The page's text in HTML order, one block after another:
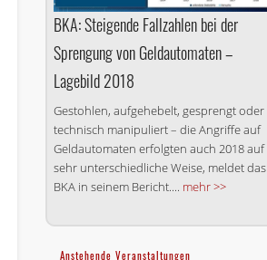
BKA: Steigende Fallzahlen bei der
Sprengung von Geld­automaten –
Lagebild 2018
Gestohlen, aufgehebelt, gesprengt oder
technisch manipuliert – die Angriffe auf
Geldautomaten erfolgten auch 2018 auf
sehr unterschiedliche Weise, meldet das
BKA in seinem Bericht.... mehr >>
Anstehende Veranstaltungen